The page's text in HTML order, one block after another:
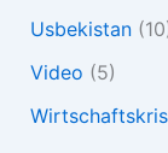
Usbekistan
Video (5)